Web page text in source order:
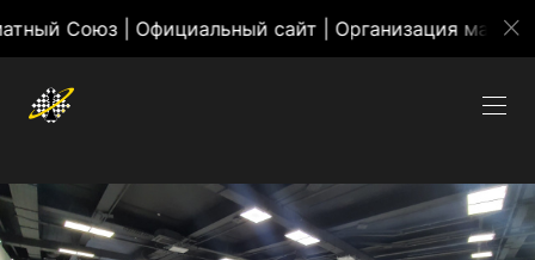
| Официальный сайт | Организация массовых